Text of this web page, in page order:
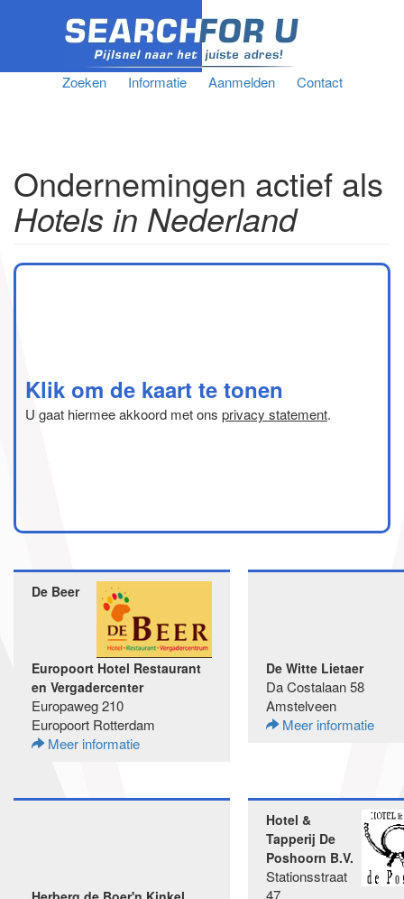
Zoeken Informatie Aanmelden Contact
Ondernemingen actief als
Hotels in Nederland
Klik om de kaart te tonen
U gaat hiermee akkoord met ons privacy statement.
De Beer
Europoort Hotel Restaurant
en Vergadercenter
Europaweg 210
Europoort Rotterdam
Meer informatie
De Witte Lietaer
Da Costalaan 58
Amstelveen
Meer informatie
Hotel &
Tapperij De
Poshoorn B.V.
Stationsstraat
47